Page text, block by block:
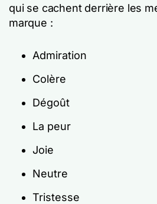
qui se cachent derrière les
marque :
Admiration
Colère
Dégoût
La peur
Joie
Neutre
Tristesse